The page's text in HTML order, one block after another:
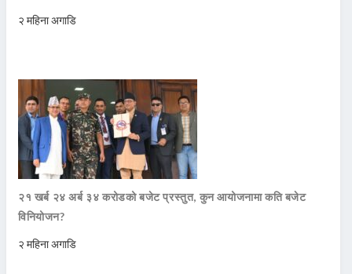
२ महिना अगाडि
२१ खर्ब २४ अर्ब ३४ करोडको बजेट प्रस्तुत, कुन आयोजनामा कति बजेट
विनियोजन?
२ महिना अगाडि